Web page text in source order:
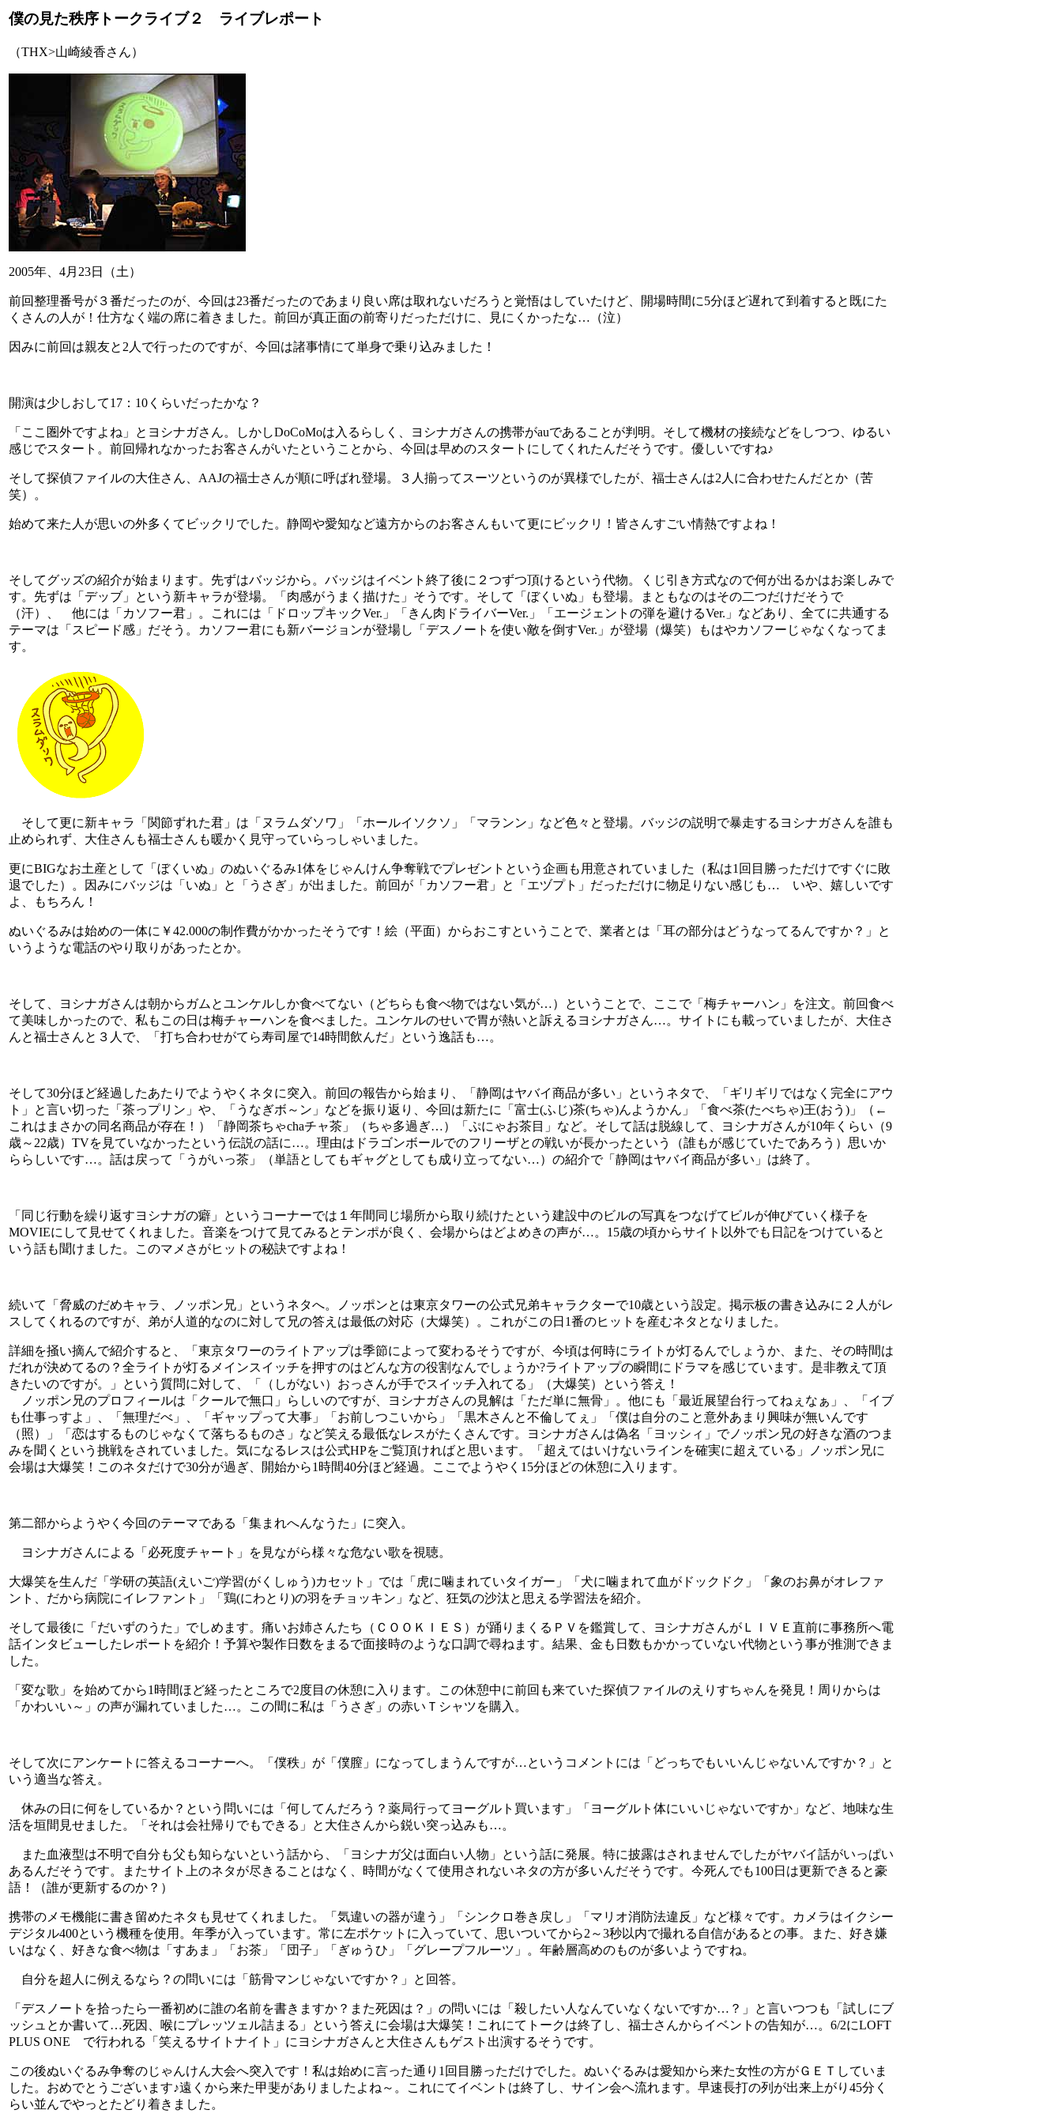
僕の見た秩序トークライブ２ ライブレポート
（THX>山崎綾香さん）
2005年、4月23日（土）
前回整理番号が３番だったのが、今回は23番だったのであまり良い席は取れないだろうと覚悟はしていたけど、開場時間に5分ほど遅れて到着すると既にた
くさんの人が！仕方なく端の席に着きました。前回が真正面の前寄りだっただけに、見にくかったな…（泣）
因みに前回は親友と2人で行ったのですが、今回は諸事情にて単身で乗り込みました！
開演は少しおして17：10くらいだったかな？
「ここ圏外ですよね」とヨシナガさん。しかしDoCoMoは入るらしく、ヨシナガさんの携帯がauであることが判明。そして機材の接続などをしつつ、ゆるい
感じでスタート。前回帰れなかったお客さんがいたということから、今回は早めのスタートにしてくれたんだそうです。優しいですね♪
そして探偵ファイルの大住さん、AAJの福士さんが順に呼ばれ登場。３人揃ってスーツというのが異様でしたが、福士さんは2人に合わせたんだとか（苦
笑）。
始めて来た人が思いの外多くてビックリでした。静岡や愛知など遠方からのお客さんもいて更にビックリ！皆さんすごい情熱ですよね！
そしてグッズの紹介が始まります。先ずはバッジから。バッジはイベント終了後に２つずつ頂けるという代物。くじ引き方式なので何が出るかはお楽しみで
す。先ずは「デッブ」という新キャラが登場。「肉感がうまく描けた」そうです。そして「ぼくいぬ」も登場。まともなのはその二つだけだそうで
（汗）、 他には「カソフー君」。これには「ドロップキックVer.」「きん肉ドライバーVer.」「エージェントの弾を避けるVer.」などあり、全てに共通する
テーマは「スピード感」だそう。カソフー君にも新バージョンが登場し「デスノートを使い敵を倒すVer.」が登場（爆笑）もはやカソフーじゃなくなってま
す。
そして更に新キャラ「関節ずれた君」は「ヌラムダソワ」「ホールイソクソ」「マランン」など色々と登場。バッジの説明で暴走するヨシナガさんを誰も
止められず、大住さんも福士さんも暖かく見守っていらっしゃいました。
更にBIGなお土産として「ぼくいぬ」のぬいぐるみ1体をじゃんけん争奪戦でプレゼントという企画も用意されていました（私は1回目勝っただけですぐに敗
退でした）。因みにバッジは「いぬ」と「うさぎ」が出ました。前回が「カソフー君」と「エヅプト」だっただけに物足りない感じも… いや、嬉しいです
よ、もちろん！
ぬいぐるみは始めの一体に￥42.000の制作費がかかったそうです！絵（平面）からおこすということで、業者とは「耳の部分はどうなってるんですか？」と
いうような電話のやり取りがあったとか。
そして、ヨシナガさんは朝からガムとユンケルしか食べてない（どちらも食べ物ではない気が…）ということで、ここで「梅チャーハン」を注文。前回食べ
て美味しかったので、私もこの日は梅チャーハンを食べました。ユンケルのせいで胃が熱いと訴えるヨシナガさん…。サイトにも載っていましたが、大住さ
んと福士さんと３人で、「打ち合わせがてら寿司屋で14時間飲んだ」という逸話も…。
そして30分ほど経過したあたりでようやくネタに突入。前回の報告から始まり、「静岡はヤバイ商品が多い」というネタで、「ギリギリではなく完全にアウ
ト」と言い切った「茶っプリン」や、「うなぎボ～ン」などを振り返り、今回は新たに「富士(ふじ)茶(ちゃ)んようかん」「食べ茶(たべちゃ)王(おう)」（←
これはまさかの同名商品が存在！）「静岡茶ちゃchaチャ茶」（ちゃ多過ぎ…）「ぷにゃお茶目」など。そして話は脱線して、ヨシナガさんが10年くらい（9
歳～22歳）TVを見ていなかったという伝説の話に…。理由はドラゴンボールでのフリーザとの戦いが長かったという（誰もが感じていたであろう）思いか
ららしいです…。話は戻って「うがいっ茶」（単語としてもギャグとしても成り立ってない…）の紹介で「静岡はヤバイ商品が多い」は終了。
「同じ行動を繰り返すヨシナガの癖」というコーナーでは１年間同じ場所から取り続けたという建設中のビルの写真をつなげてビルが伸びていく様子を
MOVIEにして見せてくれました。音楽をつけて見てみるとテンポが良く、会場からはどよめきの声が…。15歳の頃からサイト以外でも日記をつけていると
いう話も聞けました。このマメさがヒットの秘訣ですよね！
続いて「脅威のだめキャラ、ノッポン兄」というネタへ。ノッポンとは東京タワーの公式兄弟キャラクターで10歳という設定。掲示板の書き込みに２人がレ
スしてくれるのですが、弟が人道的なのに対して兄の答えは最低の対応（大爆笑）。これがこの日1番のヒットを産むネタとなりました。
詳細を掻い摘んで紹介すると、「東京タワーのライトアップは季節によって変わるそうですが、今頃は何時にライトが灯るんでしょうか、また、その時間は
だれが決めてるの？全ライトが灯るメインスイッチを押すのはどんな方の役割なんでしょうか?ライトアップの瞬間にドラマを感じています。是非教えて頂
きたいのですが。」という質問に対して、「（しがない）おっさんが手でスイッチ入れてる」（大爆笑）という答え！
ノッポン兄のプロフィールは「クールで無口」らしいのですが、ヨシナガさんの見解は「ただ単に無骨」。他にも「最近展望台行ってねぇなぁ」、「イブ
も仕事っすよ」、「無理だべ」、「ギャップって大事」「お前しつこいから」「黒木さんと不倫してぇ」「僕は自分のこと意外あまり興味が無いんです
（照）」「恋はするものじゃなくて落ちるものさ」など笑える最低なレスがたくさんです。ヨシナガさんは偽名「ヨッシィ」でノッポン兄の好きな酒のつま
みを聞くという挑戦をされていました。気になるレスは公式HPをご覧頂ければと思います。「超えてはいけないラインを確実に超えている」ノッポン兄に
会場は大爆笑！このネタだけで30分が過ぎ、開始から1時間40分ほど経過。ここでようやく15分ほどの休憩に入ります。
第二部からようやく今回のテーマである「集まれへんなうた」に突入。
ヨシナガさんによる「必死度チャート」を見ながら様々な危ない歌を視聴。
大爆笑を生んだ「学研の英語(えいご)学習(がくしゅう)カセット」では「虎に噛まれていタイガー」「犬に噛まれて血がドックドク」「象のお鼻がオレファ
ント、だから病院にイレファント」「鶏(にわとり)の羽をチョッキン」など、狂気の沙汰と思える学習法を紹介。
そして最後に「だいずのうた」でしめます。痛いお姉さんたち（ＣＯＯＫＩＥＳ）が踊りまくるＰＶを鑑賞して、ヨシナガさんがＬＩＶＥ直前に事務所へ電
話インタビューしたレポートを紹介！予算や製作日数をまるで面接時のような口調で尋ねます。結果、金も日数もかかっていない代物という事が推測できま
した。
「変な歌」を始めてから1時間ほど経ったところで2度目の休憩に入ります。この休憩中に前回も来ていた探偵ファイルのえりすちゃんを発見！周りからは
「かわいい～」の声が漏れていました…。この間に私は「うさぎ」の赤いＴシャツを購入。
そして次にアンケートに答えるコーナーへ。「僕秩」が「僕膣」になってしまうんですが…というコメントには「どっちでもいいんじゃないんですか？」と
いう適当な答え。
休みの日に何をしているか？という問いには「何してんだろう？薬局行ってヨーグルト買います」「ヨーグルト体にいいじゃないですか」など、地味な生
活を垣間見せました。「それは会社帰りでもできる」と大住さんから鋭い突っ込みも…。
また血液型は不明で自分も父も知らないという話から、「ヨシナガ父は面白い人物」という話に発展。特に披露はされませんでしたがヤバイ話がいっぱい
あるんだそうです。またサイト上のネタが尽きることはなく、時間がなくて使用されないネタの方が多いんだそうです。今死んでも100日は更新できると豪
語！（誰が更新するのか？）
携帯のメモ機能に書き留めたネタも見せてくれました。「気違いの器が違う」「シンクロ巻き戻し」「マリオ消防法違反」など様々です。カメラはイクシー
デジタル400という機種を使用。年季が入っています。常に左ポケットに入っていて、思いついてから2～3秒以内で撮れる自信があるとの事。また、好き嫌
いはなく、好きな食べ物は「すあま」「お茶」「団子」「ぎゅうひ」「グレープフルーツ」。年齢層高めのものが多いようですね。
自分を超人に例えるなら？の問いには「筋骨マンじゃないですか？」と回答。
「デスノートを拾ったら一番初めに誰の名前を書きますか？また死因は？」の問いには「殺したい人なんていなくないですか…？」と言いつつも「試しにブ
ッシュとか書いて…死因、喉にプレッツェル詰まる」という答えに会場は大爆笑！これにてトークは終了し、福士さんからイベントの告知が…。6/2にLOFT
PLUS ONE で行われる「笑えるサイトナイト」にヨシナガさんと大住さんもゲスト出演するそうです。
この後ぬいぐるみ争奪のじゃんけん大会へ突入です！私は始めに言った通り1回目勝っただけでした。ぬいぐるみは愛知から来た女性の方がＧＥＴしていま
した。おめでとうございます♪遠くから来た甲斐がありましたよね～。これにてイベントは終了し、サイン会へ流れます。早速長打の列が出来上がり45分く
らい並んでやっとたどり着きました。